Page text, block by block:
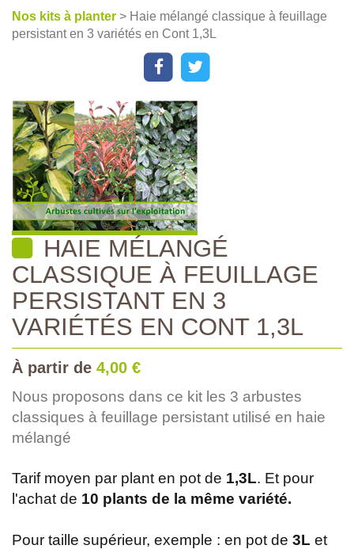
Nos kits à planter > Haie mélangé classique à feuillage
persistant en 3 variétés en Cont 1,3L
HAIE MÉLANGÉ
CLASSIQUE À FEUILLAGE
PERSISTANT EN 3
VARIÉTÉS EN CONT 1,3L
À partir de 4,00 €
Nous proposons dans ce kit les 3 arbustes
classiques à feuillage persistant utilisé en haie
mélangé
Tarif moyen par plant en pot de 1,3L. Et pour
l'achat de 10 plants de la même variété.
Pour taille supérieur, exemple : en pot de 3L et